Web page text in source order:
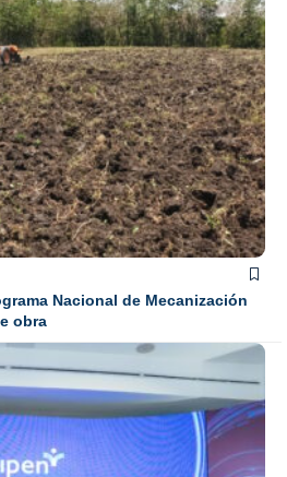
Nacional de Mecanización
obra